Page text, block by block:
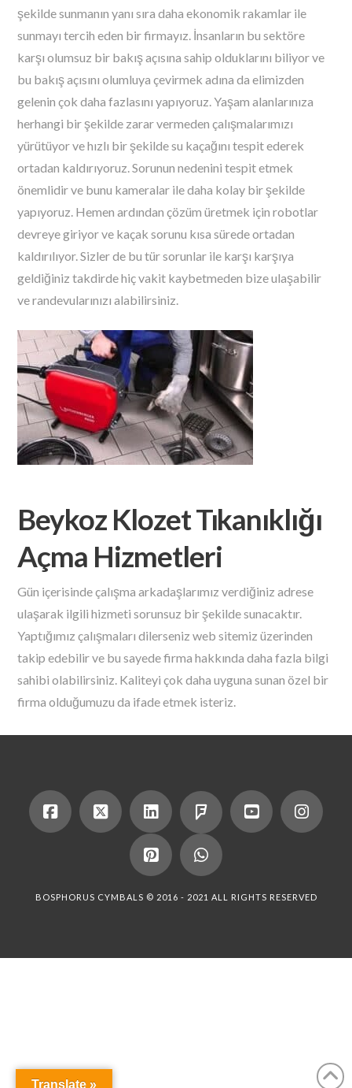
şekilde sunmanın yanı sıra daha ekonomik rakamlar ile
sunmayı tercih eden bir firmayız. İnsanların bu sektöre
karşı olumsuz bir bakış açısına sahip olduklarını biliyor ve
bu bakış açısını olumluya çevirmek adına da elimizden
gelenin çok daha fazlasını yapıyoruz. Yaşam alanlarınıza
herhangi bir şekilde zarar vermeden çalışmalarımızı
yürütüyor ve hızlı bir şekilde su kaçağını tespit ederek
ortadan kaldırıyoruz. Sorunun nedenini tespit etmek
önemlidir ve bunu kameralar ile daha kolay bir şekilde
yapıyoruz. Hemen ardından çözüm üretmek için robotlar
devreye giriyor ve kaçak sorunu kısa sürede ortadan
kaldırılıyor. Sizler de bu tür sorunlar ile karşı karşıya
geldiğiniz takdirde hiç vakit kaybetmeden bize ulaşabilir
ve randevularınızı alabilirsiniz.
Beykoz Klozet Tıkanıklığı
Açma Hizmetleri
Gün içerisinde çalışma arkadaşlarımız verdiğiniz adrese
ulaşarak ilgili hizmeti sorunsuz bir şekilde sunacaktır.
Yaptığımız çalışmaları dilerseniz web sitemiz üzerinden
takip edebilir ve bu sayede firma hakkında daha fazla bilgi
sahibi olabilirsiniz. Kaliteyi çok daha uyguna sunan özel bir
firma olduğumuzu da ifade etmek isteriz.
BOSPHORUS CYMBALS © 2016 - 2021 ALL RIGHTS RESERVED
Translate »